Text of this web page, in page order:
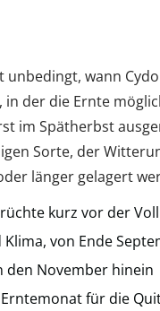
wann
der die Ernte
im Spätherbst
Sorte, der
länger gelagert
kurz vor der
Klima, von Ende
den November hinein
für die